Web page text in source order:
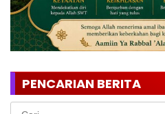
PENCARIAN BERITA
Cari